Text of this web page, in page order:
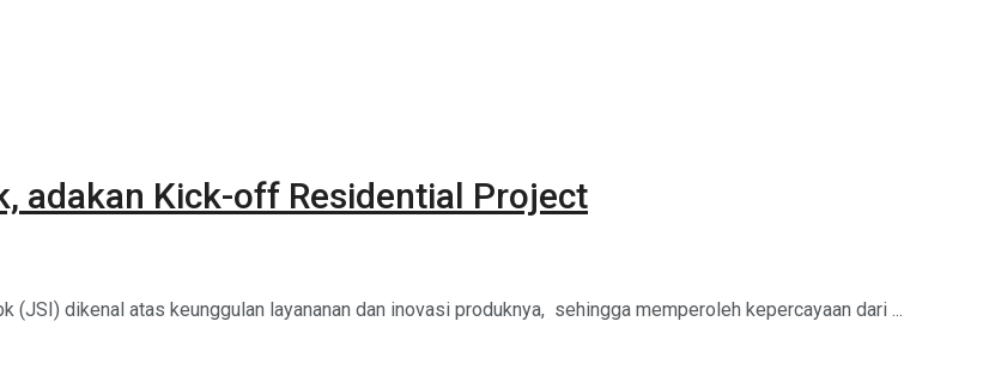
adakan Kick-off Residential Project
dikenal atas keunggulan layananan dan inovasi produknya, sehingga memperoleh kepercayaan dari ...